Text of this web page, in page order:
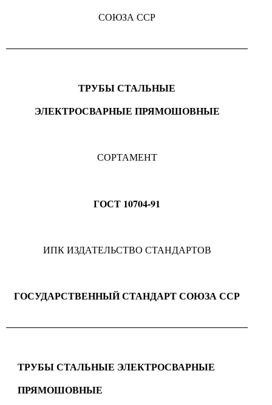
СОЮЗА ССР
ТРУБЫ СТАЛЬНЫЕ
ЭЛЕКТРОСВАРНЫЕ ПРЯМОШОВНЫЕ
СОРТАМЕНТ
ГОСТ 10704-91
ИПК ИЗДАТЕЛЬСТВО СТАНДАРТОВ
ГОСУДАРСТВЕННЫЙ СТАНДАРТ СОЮЗА ССР
ТРУБЫ СТАЛЬНЫЕ ЭЛЕКТРОСВАРНЫЕ
ПРЯМОШОВНЫЕ